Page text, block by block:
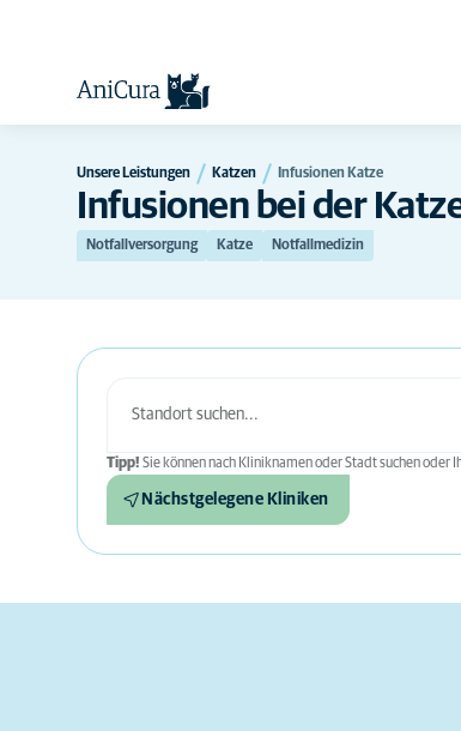
Unsere Leistungen Katzen Infusionen Katze
Infusionen bei der
Notfallversorgung Katze Notfallmedizin
Tipp! Sie können nach Kliniknamen oder Stadt suchen oder
Nächstgelegene Kliniken